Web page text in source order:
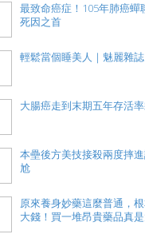
最致命癌症！105年肺癌蟬
死因之首
輕鬆當個睡美人｜魅麗雜誌
大腸癌走到末期五年存活
本壘後方美技接殺兩度摔
尬
原來養身妙藥這麼普通，
大錢！買一堆昂貴藥品真